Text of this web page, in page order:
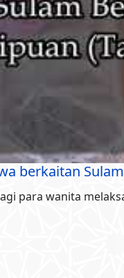
berkaitan
para wanita